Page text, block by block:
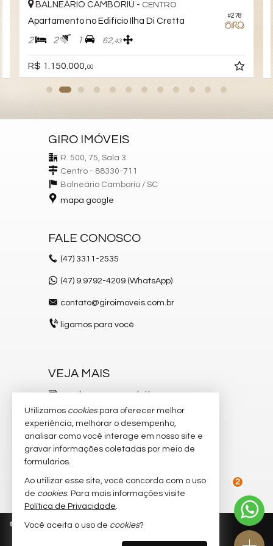
#278
BALNEÁRIO CAMBORIÚ - CENTRO
Apartamento no Edifício Ilha Di Cretta
2 2 1 62,43
R$ 1.150.000,00
GIRO IMÓVEIS
R. 500, 75, Sala 3
Centro - 88330-711
Balneário Camboriú / SC
mapa google
FALE CONOSCO
(47) 3311-2535
(47) 9.9792-4209 (WhatsApp)
contato@giroimoveis.com.br
ligamos para você
VEJA MAIS
receba nosso newsletter
indicadores financeiros
cadastre seu imóvel
imóveis favoritos
mapa de imóveis
© 2026 CRECI/SC 6.204-J Política de Privacidade
2
Utilizamos cookiespara oferecer melhor
experiência, melhorar o desempenho,
analisar como você interage em nosso site e
gravar informações coletadas por meio de
formulários.
Ao utilizar esse site, você concorda com o uso
de cookies. Para mais informações visite
Política de Privacidade.
Você aceita o uso de cookies?